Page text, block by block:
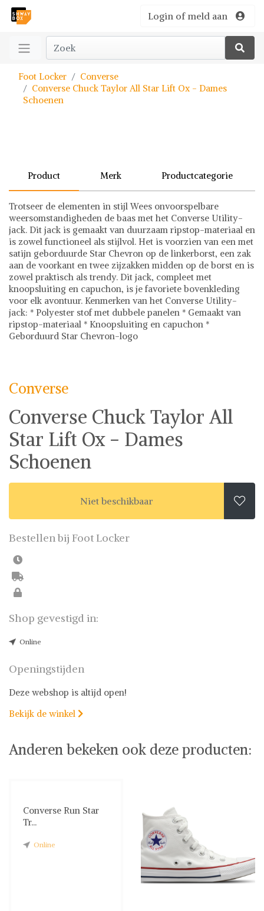
Login of meld aan
Foot Locker
Converse
Converse Chuck Taylor All Star Lift Ox - Dames
Schoenen
Product Merk Productcategorie
Trotseer de elementen in stijl Wees onvoorspelbare
weersomstandigheden de baas met het Converse Utility-
jack. Dit jack is gemaakt van duurzaam ripstop-materiaal en
is zowel functioneel als stijlvol. Het is voorzien van een met
satijn geborduurde Star Chevron op de linkerborst, een zak
aan de voorkant en twee zijzakken midden op de borst en is
zowel praktisch als trendy. Dit jack, compleet met
knoopsluiting en capuchon, is je favoriete bovenkleding
voor elk avontuur. Kenmerken van het Converse Utility-
jack: * Polyester stof met dubbele panelen * Gemaakt van
ripstop-materiaal * Knoopsluiting en capuchon *
Geborduurd Star Chevron-logo
jouw fashion wish-list samen. Veilig online shoppen.
Converse
Converse Chuck Taylor All
Star Lift Ox - Dames
Schoenen
Niet beschikbaar 
Bestellen bij Foot Locker
Shop gevestigd in:
Online
Openingstijden
Deze webshop is altijd open!
Bekijk de winkel 
Anderen bekeken ook deze producten:
Converse Run Star
Tr...
Online